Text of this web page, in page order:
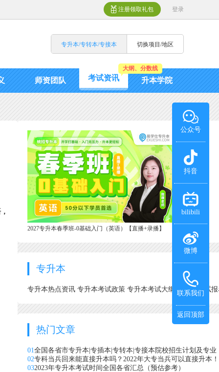
注册领取礼包 登录
专升本/专转本/专接本 切换项目/地区
师资团队 考试资讯
大纲、分数线
升本学院
2027专升本春季班-0基础入门（英语）【直播+录播】
专升本
专升本热点资讯 专升本考试政策 专升本考试大纲 专升本考试
热门文章
01全国各省市专升本|专插本|专转本|专接本院校招生计划及专业
02专科当兵回来能直接升本吗？2022年大专当兵可以直接升本！
032023年专升本考试时间全国各省汇总（预估参考）
公众号
抖音
bilibili
微博
联系我们
返回顶部